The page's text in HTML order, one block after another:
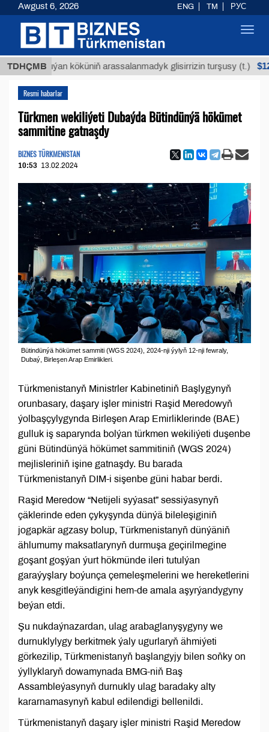
TDHÇMB
Buýan köküniň arassalanmadyk glisirrizin turşusy (t.) $12935,18
Resmi habarlar
Türkmen wekiliýeti Dubaýda Bütindünýä hökümet
sammitine gatnaşdy
BIZNES TÜRKMENISTAN
10:53 13.02.2024
Bütindünýä hökümet sammiti (WGS 2024), 2024-nji ýylyň 12-nji fewraly,
Dubaý, Birleşen Arap Emirlikleri.
Türkmenistanyň Ministrler Kabinetiniň Başlygynyň
orunbasary, daşary işler ministri Raşid Meredowyň
ýolbaşçylygynda Birleşen Arap Emirliklerinde (BAE)
gulluk iş saparynda bolýan türkmen wekiliýeti duşenbe
güni Bütindünýä hökümet sammitiniň (WGS 2024)
mejlisleriniň işine gatnaşdy. Bu barada
Türkmenistanyň DIM-i sişenbe güni habar berdi.
Raşid Meredow “Netijeli syýasat” sessiýasynyň
çäklerinde eden çykyşynda dünýä bileleşiginiň
jogapkär agzasy bolup, Türkmenistanyň dünýäniň
ählumumy maksatlarynyň durmuşa geçirilmegine
goşant goşýan ýurt hökmünde ileri tutulýan
garaýyşlary boýunça çemeleşmelerini we hereketlerini
anyk kesgitleýändigini hem-de amala aşyrýandygyny
beýan etdi.
Şu nukdaýnazardan, ulag arabaglanyşygyny we
durnuklylygy berkitmek ýaly ugurlaryň ähmiýeti
görkezilip, Türkmenistanyň başlangyjy bilen soňky on
ýyllyklaryň dowamynada BMG-niň Baş
Assambleýasynyň durnukly ulag baradaky alty
kararnamasynyň kabul edilendigi bellenildi.
Türkmenistanyň daşary işler ministri Raşid Meredow
Awgust 6, 2026 ENG TM РУС